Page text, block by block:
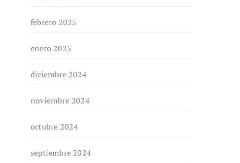
febrero 2025
enero 2025
diciembre 2024
noviembre 2024
octubre 2024
septiembre 2024